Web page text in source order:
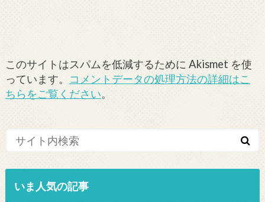
このサイトはスパムを低減するために Akismet を使
っています。 コメントデータの処理方法の詳細はこ
ちらをご覧ください。
いま人気の記事